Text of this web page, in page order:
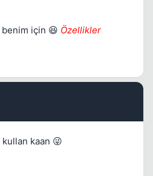
için 😆 Özellikler
kaan 😜